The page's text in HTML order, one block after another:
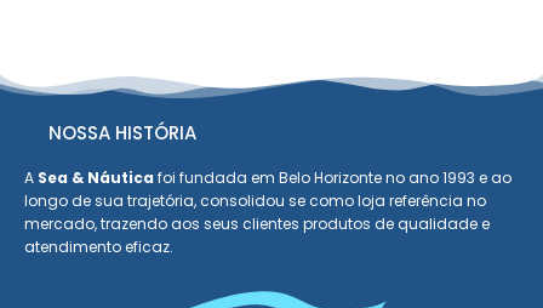
NOSSA HISTÓRIA
A Sea & Náutica foi fundada em Belo Horizonte no ano 1993 e ao
longo de sua trajetória, consolidou se como loja referência no
mercado, trazendo aos seus clientes produtos de qualidade e
atendimento eficaz.